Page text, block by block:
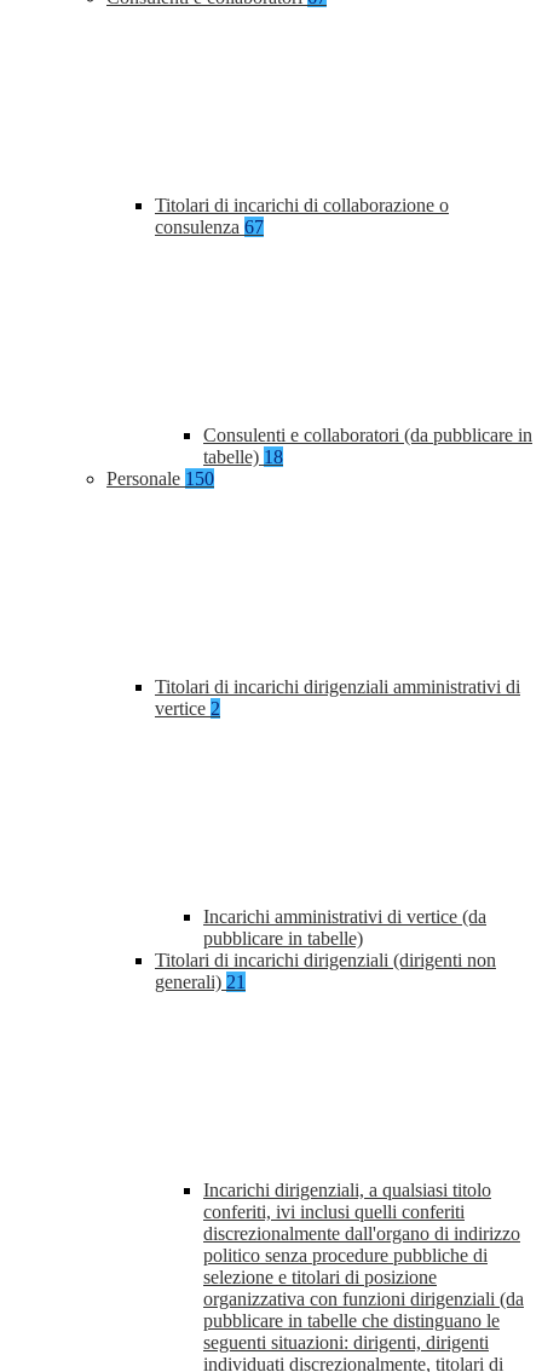
Titolari di incarichi di collaborazione o
consulenza 67
Consulenti e collaboratori (da pubblicare in
tabelle) 18
Personale 150
Titolari di incarichi dirigenziali amministrativi di
vertice 2
Incarichi amministrativi di vertice (da
pubblicare in tabelle)
Titolari di incarichi dirigenziali (dirigenti non
generali) 21
Incarichi dirigenziali, a qualsiasi titolo
conferiti, ivi inclusi quelli conferiti
discrezionalmente dall'organo di indirizzo
politico senza procedure pubbliche di
selezione e titolari di posizione
organizzativa con funzioni dirigenziali (da
pubblicare in tabelle che distinguano le
seguenti situazioni: dirigenti, dirigenti
individuati discrezionalmente, titolari di